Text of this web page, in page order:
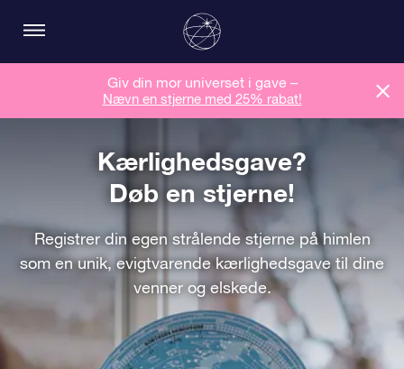
Giv din mor universet i gave –
Nævn en stjerne med 25% rabat!
Kærlighedsgave?
Døb en stjerne!
Registrer din egen strålende stjerne på himlen
som en unik, evigtvarende kærlighedsgave til dine
venner og elskede.